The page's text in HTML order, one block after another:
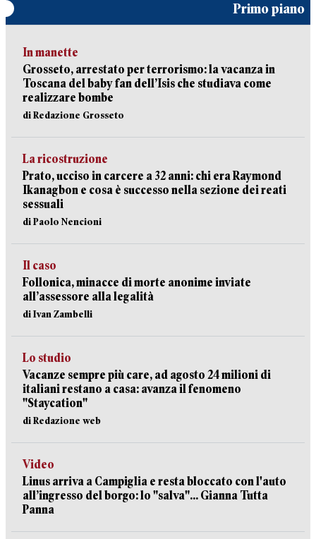
Primo piano
In manette
Grosseto, arrestato per terrorismo: la vacanza in
Toscana del baby fan dell’Isis che studiava come
realizzare bombe
di Redazione Grosseto
La ricostruzione
Prato, ucciso in carcere a 32 anni: chi era Raymond
Ikanagbon e cosa è successo nella sezione dei reati
sessuali
di Paolo Nencioni
Il caso
Follonica, minacce di morte anonime inviate
all’assessore alla legalità
di Ivan Zambelli
Lo studio
Vacanze sempre più care, ad agosto 24 milioni di
italiani restano a casa: avanza il fenomeno
"Staycation"
di Redazione web
Video
Linus arriva a Campiglia e resta bloccato con l'auto
all’ingresso del borgo: lo "salva"... Gianna Tutta
Panna